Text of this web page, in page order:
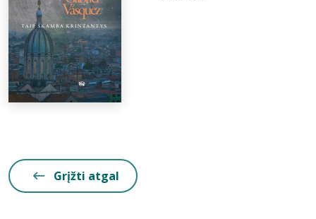
Grįžti atgal